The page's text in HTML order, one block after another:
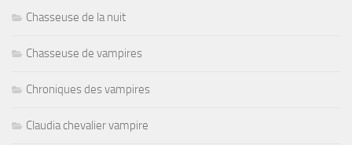
Chasseuse de la nuit
Chasseuse de vampires
Chroniques des vampires
Claudia chevalier vampire